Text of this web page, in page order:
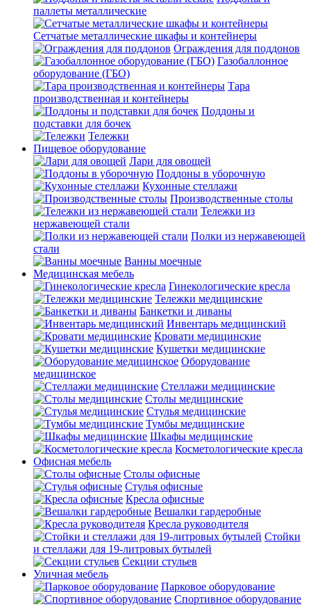
паллеты металлические
Сетчатые металлические шкафы и контейнеры
Ограждения для поддонов
Газобаллонное
оборудование (ГБО)
Тара
производственная и контейнеры
Поддоны и
подставки для бочек
Тележки
Пищевое оборудование
Лари для овощей
Поддоны в уборочную
Кухонные стеллажи
Производственные столы
Тележки из
нержавеющей стали
Полки из нержавеющей
стали
Ванны моечные
Медицинская мебель
Гинекологические кресла
Тележки медицинские
Банкетки и диваны
Инвентарь медицинский
Кровати медицинские
Кушетки медицинские
Оборудование
медицинское
Стеллажи медицинские
Столы медицинские
Стулья медицинские
Тумбы медицинские
Шкафы медицинские
Косметологические кресла
Офисная мебель
Столы офисные
Стулья офисные
Кресла офисные
Вешалки гардеробные
Кресла руководителя
Стойки
и стеллажи для 19-литровых бутылей
Секции стульев
Уличная мебель
Парковое оборудование
Спортивное оборудование